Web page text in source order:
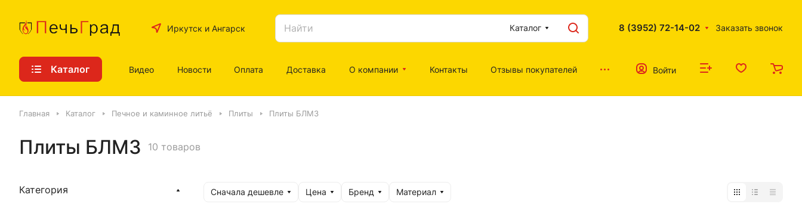
Иркутск и Ангарск Каталог 8 (3952) 72-14-02 Заказать звонок
Каталог Видео Новости Оплата Доставка О компании Контакты Отзывы покупателей Войти
Главная Каталог Печное и каминное литьё Плиты Плиты БЛМЗ
Плиты БЛМЗ 10 товаров
Сначала дешевле Цена Бренд Материал
Категория